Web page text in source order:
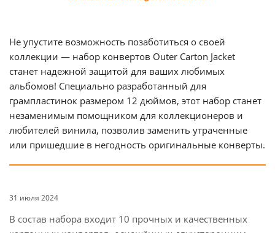
Не упустите возможность позаботиться о своей
коллекции — набор конвертов Outer Carton Jacket
станет надежной защитой для ваших любимых
альбомов! Cпециально разработанный для
грампластинок размером 12 дюймов, этот набор станет
незаменимым помощником для коллекционеров и
любителей винила, позволив заменить утраченные
или пришедшие в негодность оригинальные конверты.
31 июля 2024
В состав набора входит 10 прочных и качественных